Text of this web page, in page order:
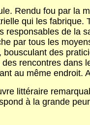
Rendu fou par la
qui les
responsables de la
par tous les
des
rencontres
au même
littéraire
à la grande